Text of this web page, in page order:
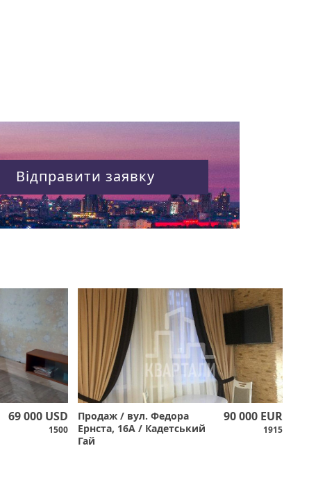
Відправити заявку
69 000 USD
1500
Продаж / вул. Федора
Ернста, 16А / Кадетський
Гай
90 000 EUR
1915